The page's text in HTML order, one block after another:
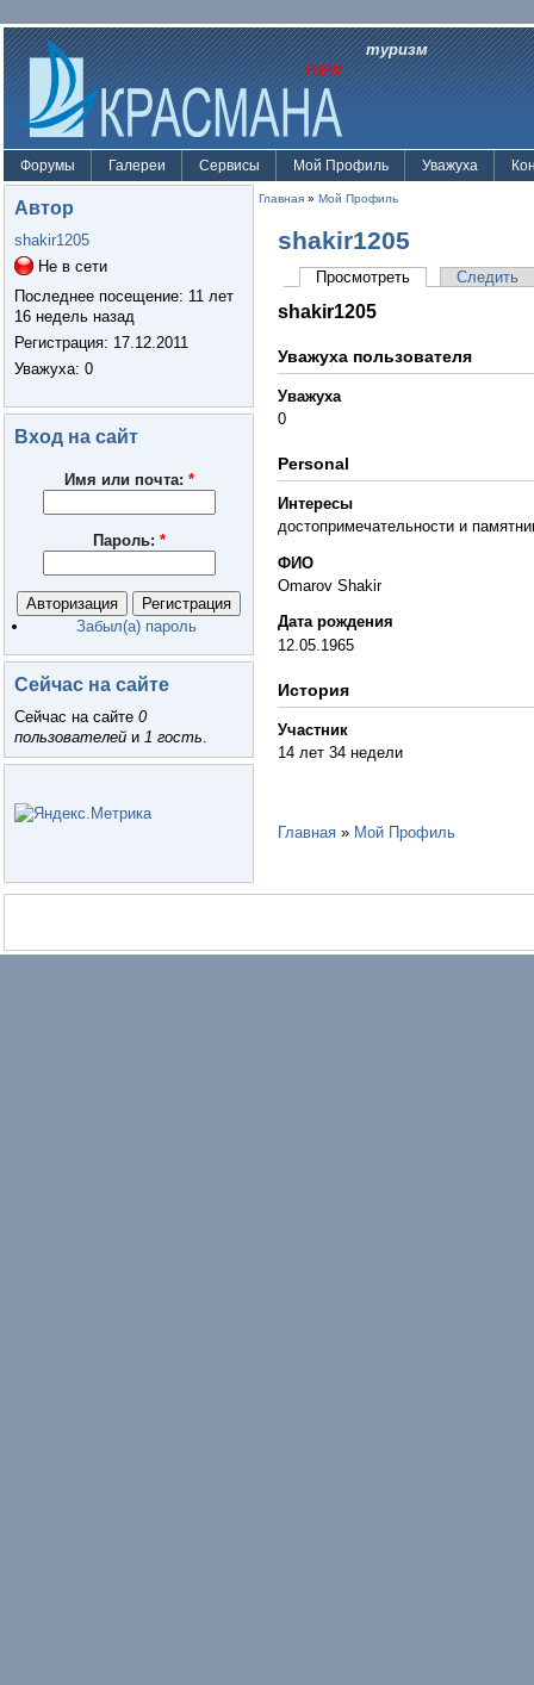
туризм
Форумы Галереи Сервисы Мой Профиль Уважуха
Автор
shakir1205
Не в сети
Последнее посещение: 11 лет
16 недель назад
Регистрация: 17.12.2011
Уважуха: 0
Вход на сайт
Имя или почта: *
Пароль: *
Забыл(а) пароль
Сейчас на сайте
Сейчас на сайте 0
пользователей и 1 гость.
Главная » Мой Профиль
shakir1205
Просмотреть Следить
shakir1205
Уважуха пользователя
Уважуха
0
Personal
Интересы
достопримечательности и
ФИО
Omarov Shakir
Дата рождения
12.05.1965
История
Участник
14 лет 34 недели
Главная » Мой Профиль